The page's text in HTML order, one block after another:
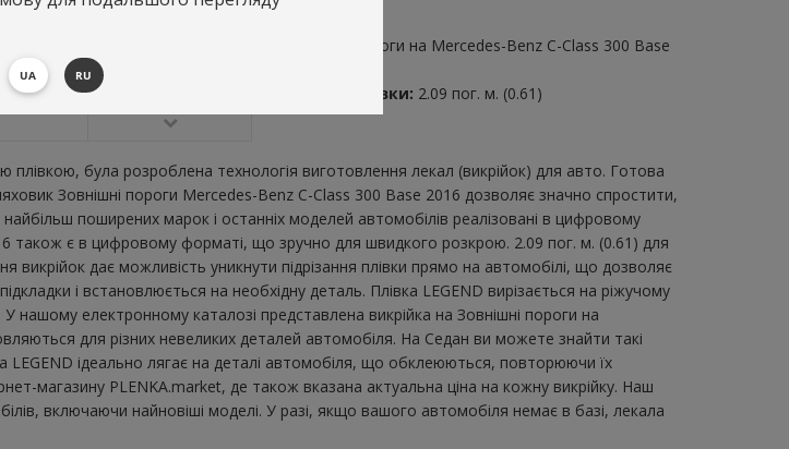
Зовнішні пороги на Mercedes-Benz C-Class 300 Base
Витрата плівки: 2.09 пог. м. (0.61)
була розроблена технологія виготовлення лекал (викрійок) для авто. Готова
Зовнішні пороги Mercedes-Benz C-Class 300 Base 2016 дозволяє значно спростити,
поширених марок і останніх моделей автомобілів реалізовані в цифровому
також є в цифровому форматі, що зручно для швидкого розкрою. 2.09 пог. м. (0.61) для
дає можливість уникнути підрізання плівки прямо на автомобілі, що дозволяє
і встановлюється на необхідну деталь. Плівка LEGEND вирізається на ріжучому
електронному каталозі представлена ​​викрійка на Зовнішні пороги на
для різних невеликих деталей автомобіля. На Седан ви можете знайти такі
LEGEND ідеально лягає на деталі автомобіля, що обклеюються, повторюючи їх
магазину PLENKA.market, де також вказана актуальна ціна на кожну викрійку. Наш
включаючи найновіші моделі. У разі, якщо вашого автомобіля немає в базі, лекала
UA RU